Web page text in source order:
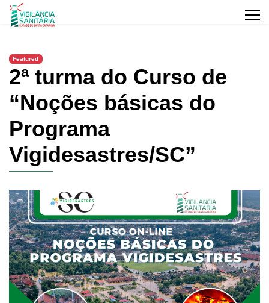
Featured
2ª turma do Curso de
“Noções básicas do
Programa
Vigidesastres/SC”